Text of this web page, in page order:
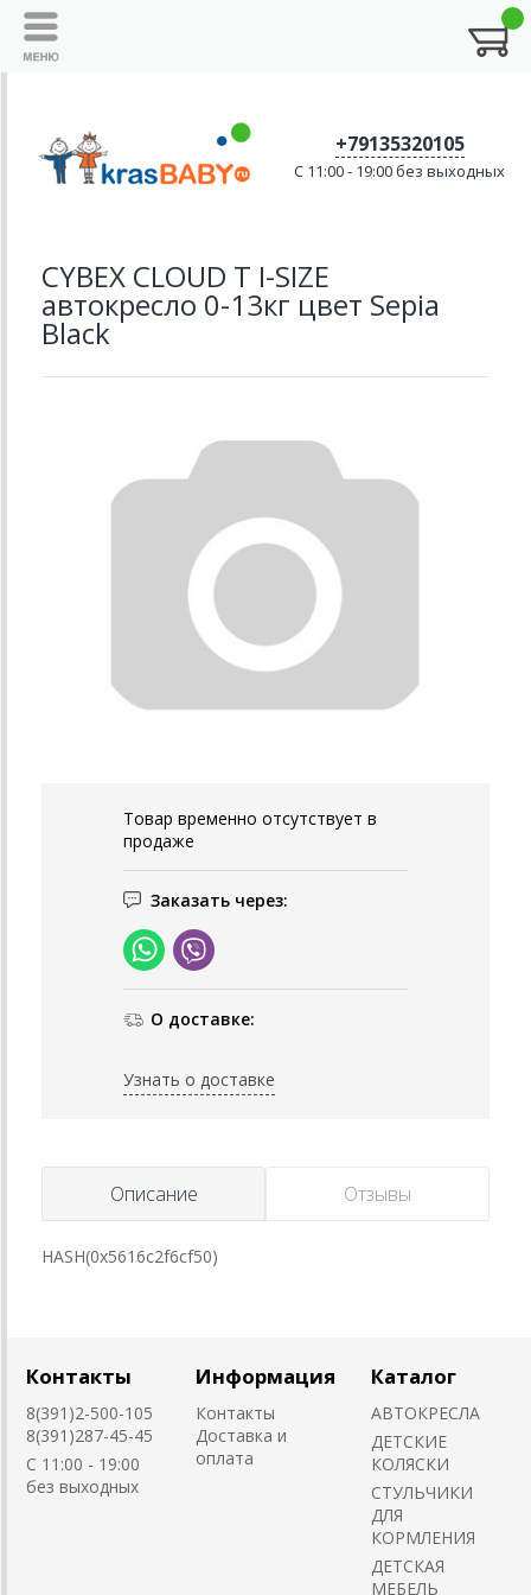
+79135320105
C 11:00 - 19:00 без выходных
CYBEX CLOUD T I-SIZE
автокресло 0-13кг цвет Sepia
Black
Товар временно отсутствует в
продаже
Заказать через:
О доставке:
Узнать о доставке
Описание Отзывы
HASH(0x5616c2f6cf50)
Контакты
8(391)2-500-105
8(391)287-45-45
C 11:00 - 19:00
без выходных
Информация
Контакты
Доставка и
оплата
Каталог
АВТОКРЕСЛА
ДЕТСКИЕ
КОЛЯСКИ
CТУЛЬЧИКИ
ДЛЯ
КОРМЛЕНИЯ
ДЕТСКАЯ
МЕБЕЛЬ